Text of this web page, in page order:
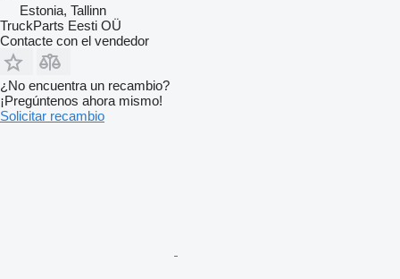
Estonia, Tallinn
TruckParts Eesti OÜ
Contacte con el vendedor
¿No encuentra un recambio?
¡Pregúntenos ahora mismo!
Solicitar recambio